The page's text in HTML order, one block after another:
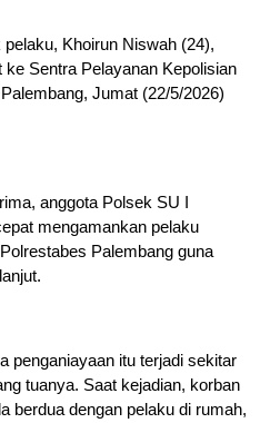
Khoirun Niswah (24),
Sentra Pelayanan Kepolisian
Jumat (22/5/2026)
anggota Polsek SU I
mengamankan pelaku
Palembang guna
penganiayaan itu terjadi sekitar
tuanya. Saat kejadian, korban
berdua dengan pelaku di rumah,